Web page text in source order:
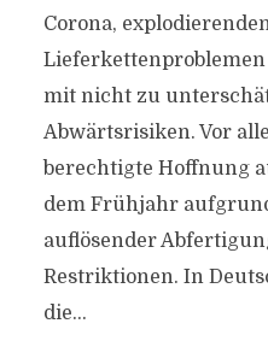
Corona,
mit nicht zu
Abwärtsrisiken. Vor
berechtigte Hoffnung
dem Frühjahr
auflösender
Restriktionen. In
die...